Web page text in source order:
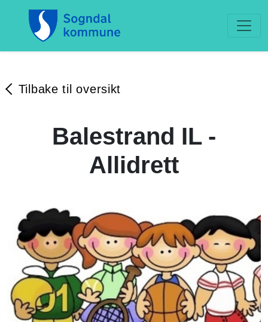
Tilbake til oversikt
Balestrand IL -
Allidrett